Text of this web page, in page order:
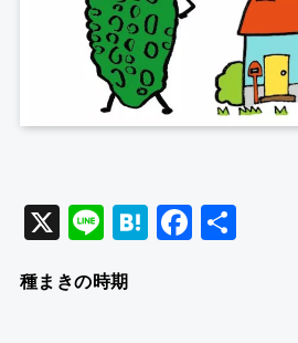
X
Li
e
H
F
種まきの時期